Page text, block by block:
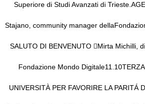
Superiore di Studi Avanzati di Trieste.
Stajano, community manager della
SALUTO DI BENVENUTO Mirta Michilli,
Fondazione Mondo Digitale11.10
UNIVERSITÀ PER FAVORIRE LA PARITÁ